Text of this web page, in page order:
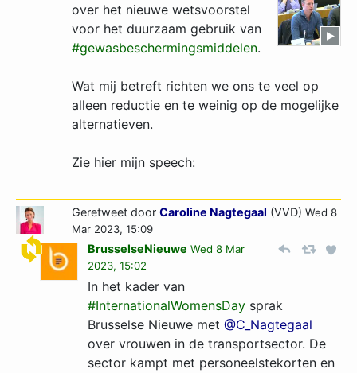
over het nieuwe wetsvoorstel
voor het duurzaam gebruik van
#gewasbeschermingsmiddelen.
Wat mij betreft richten we ons te veel op
alleen reductie en te weinig op de mogelijke
alternatieven.
Zie hier mijn speech:
Geretweet door Caroline Nagtegaal (VVD) Wed 8
Mar 2023, 15:09
BrusselseNieuwe Wed 8 Mar
2023, 15:02
In het kader van
#InternationalWomensDay sprak
Brusselse Nieuwe met @C_Nagtegaal
over vrouwen in de transportsector. De
sector kampt met personeelstekorten en